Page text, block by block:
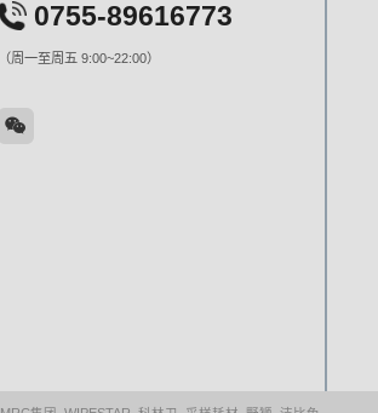
0755-89616773
（周一至周五 9:00~22:00）